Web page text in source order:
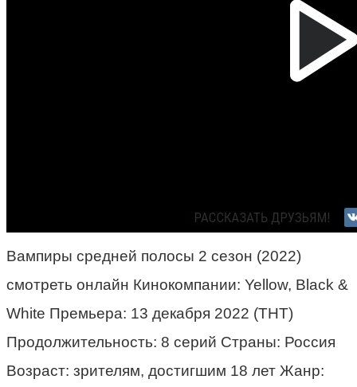
Вампиры средней полосы 2 сезон (2022)
смотреть онлайн Кинокомпании: Yellow, Black &
White Премьера: 13 декабря 2022 (ТНТ)
Продолжительность: 8 серий Страны: Россия
Возраст: зрителям, достигшим 18 лет Жанр: